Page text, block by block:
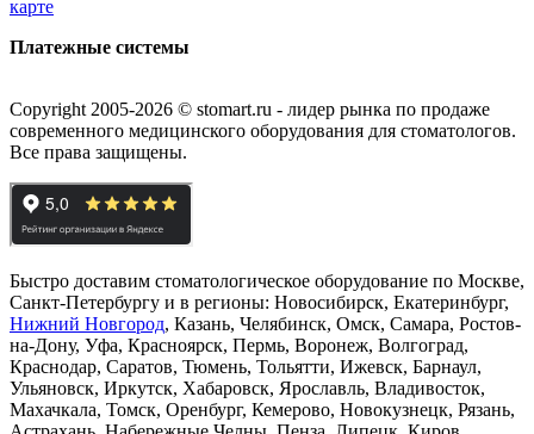
карте
Платежные системы
Copyright 2005-2026 © stomart.ru - лидер рынка по продаже
современного медицинского оборудования для стоматологов.
Все права защищены.
Быстро доставим стоматологическое оборудование по Москве,
Санкт-Петербургу и в регионы: Новосибирск, Екатеринбург,
Нижний Новгород, Казань, Челябинск, Омск, Самара, Ростов-
на-Дону, Уфа, Красноярск, Пермь, Воронеж, Волгоград,
Краснодар, Саратов, Тюмень, Тольятти, Ижевск, Барнаул,
Ульяновск, Иркутск, Хабаровск, Ярославль, Владивосток,
Махачкала, Томск, Оренбург, Кемерово, Новокузнецк, Рязань,